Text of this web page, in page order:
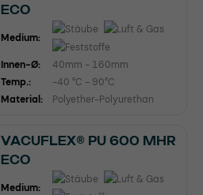
ECO
Medium:
Innen-Ø:
40mm - 160mm
Temp.:
-40 °C - 90°C
Material:
Polyether-Polyurethan
VACUFLEX® PU 600 MHR
ECO
Medium: